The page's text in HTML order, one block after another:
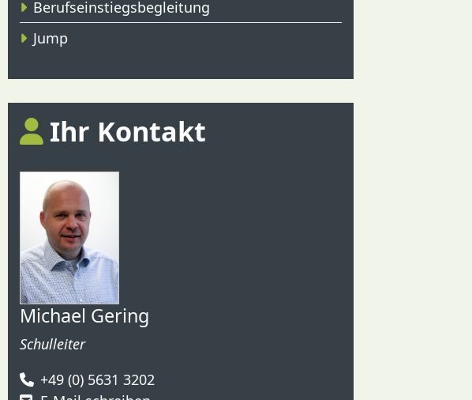
Berufseinstiegsbegleitung
Jump
Ihr Kontakt
Michael Gering
Schulleiter
+49 (0) 5631 3202